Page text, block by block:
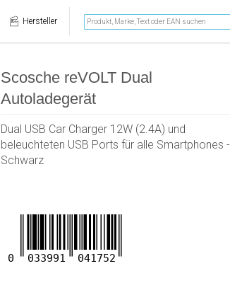
Hersteller
Scosche reVOLT Dual
Autoladegerät
Dual USB Car Charger 12W (2.4A) und
beleuchteten USB Ports für alle Smartphones -
Schwarz
0 033991 041752